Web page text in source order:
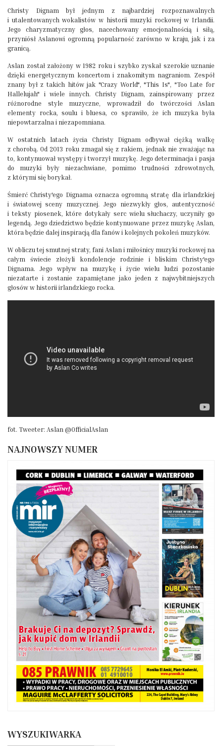
Christy Dignam był jednym z najbardziej rozpoznawalnych
i utalentowanych wokalistów w historii muzyki rockowej w Irlandii.
Jego charyzmatyczny głos, nacechowany emocjonalnością i siłą,
przyniósł Aslanowi ogromną popularność zarówno w kraju, jak i za
granicą.
Aslan został założony w 1982 roku i szybko zyskał szerokie uznanie
dzięki energetycznym koncertom i znakomitym nagraniom. Zespół
znany był z takich hitów jak "Crazy World", "This Is", "Too Late for
Hallelujah" i wiele innych. Christy Dignam, zainspirowany przez
różnorodne style muzyczne, wprowadził do twórczości Aslan
elementy rocka, soulu i bluesa, co sprawiło, że ich muzyka była
niepowtarzalna i niezapomniana.
W ostatnich latach życia Christy Dignam odbywał ciężką walkę
z chorobą. Od 2013 roku zmagał się z rakiem, jednak nie zważając na
to, kontynuował występy i tworzył muzykę. Jego determinacja i pasja
do muzyki były niezachwiane, pomimo trudności zdrowotnych,
z którymi się borykał.
Śmierć Christy'ego Dignama oznacza ogromną stratę dla irlandzkiej
i światowej sceny muzycznej. Jego niezwykły głos, autentyczność
i teksty piosenek, które dotykały serc wielu słuchaczy, uczyniły go
legendą. Jego dziedzictwo będzie kontynuowane przez muzykę Aslan,
która będzie dalej inspiracją dla fanów i kolejnych pokoleń muzyków.
W obliczu tej smutnej straty, fani Aslan i miłośnicy muzyki rockowej na
całym świecie złożyli kondolencje rodzinie i bliskim Christy'ego
Dignama. Jego wpływ na muzykę i życie wielu ludzi pozostanie
niezatarte i zostanie zapamiętane jako jeden z najwybitniejszych
głosów w historii irlandzkiego rocka.
fot. Tweeter: Aslan @OfficialAslan
NAJNOWSZY NUMER
WYSZUKIWARKA